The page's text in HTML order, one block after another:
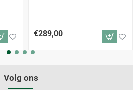
€289,00
Volg ons